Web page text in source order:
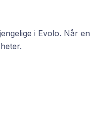
i Evolo. Når en